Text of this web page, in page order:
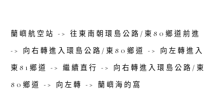
蘭嶼航空站 -> 往東南朝環島公路/東80鄉道前進
-> 向右轉進入環島公路/東80鄉道 -> 向左轉進入
東81鄉道 -> 繼續直行 -> 向右轉進入環島公路/東
80鄉道 -> 向左轉 -> 蘭嶼海的窩